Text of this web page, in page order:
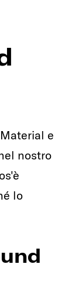
e
nostro
lo